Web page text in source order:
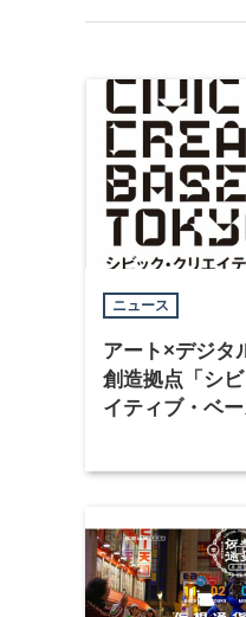
ニュース
アート×デジタ
創造拠点「シ
イティブ・ベ